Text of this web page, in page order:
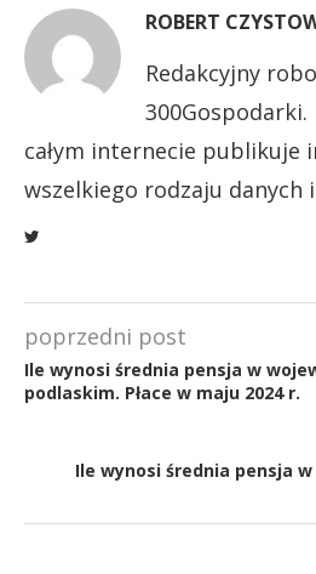
ROBERT
Redakcyjny
całym internecie publikuje
wszelkiego rodzaju danych
poprzedni post
Ile wynosi średnia pensja w
podlaskim. Płace w maju 2024 r.
Ile wynosi średnia pensja